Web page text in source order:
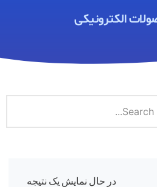
الکترونیکی
در حال نمایش یک نتیجه